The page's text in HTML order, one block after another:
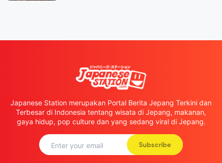
Japanese Station merupakan Portal Berita Jepang Terkini dan
Terbesar di Indonesia tentang wisata di Jepang, makanan,
gaya hidup, pop culture dan yang sedang viral di Jepang.
Subscribe